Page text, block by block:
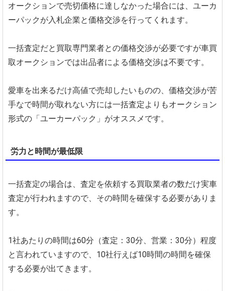
オークションで売切価格に達しなかった場合には、ユーカ
ーパックが入札企業と価格交渉を行ってくれます。
一括査定だと買取専門業者との価格交渉が必要ですが車買
取オークションでは出品者による価格交渉は不要です。
愛車を出来るだけ高値で売却したいものの、価格交渉が苦
手なで時間が取れない方には一括査定よりもオークション
形式の「ユーカーパック」がオススメです。
労力と時間が最低限
一括査定の場合は、査定を依頼する買取業者の数だけ実車
査定が行われますので、その時間を確保する必要がありま
す。
1社あたりの時間は60分（査定：30分、営業：30分）程度
と言われていますので、10社行えば10時間の時間を確保
する必要が出てきます。